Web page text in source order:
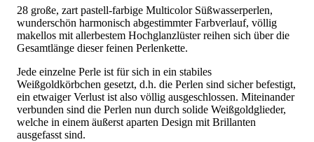
28 große, zart pastell-farbige Multicolor Süßwasserperlen,
wunderschön harmonisch abgestimmter Farbverlauf, völlig
makellos mit allerbestem Hochglanzlüster reihen sich über die
Gesamtlänge dieser feinen Perlenkette.
Jede einzelne Perle ist für sich in ein stabiles
Weißgoldkörbchen gesetzt, d.h. die Perlen sind sicher befestigt,
ein etwaiger Verlust ist also völlig ausgeschlossen. Miteinander
verbunden sind die Perlen nun durch solide Weißgoldglieder,
welche in einem äußerst aparten Design mit Brillanten
ausgefasst sind.